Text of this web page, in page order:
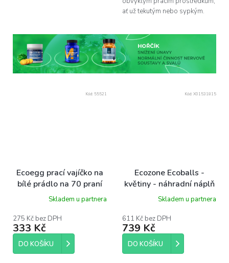
ať už tekutým nebo sypkým.
Ecoegg prací vajíčko na
bílé prádlo na 70 praní
vůně jasmínu
Skladem u partnera
275 Kč bez DPH
333 Kč
DO KOŠÍKU
Kód: 55521
Ecozone Ecoballs -
květiny - náhradní náplň
1000 praní
Skladem u partnera
611 Kč bez DPH
739 Kč
DO KOŠÍKU
Kód: X01531815